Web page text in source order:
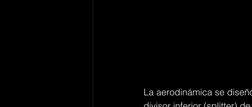
La aerodinámica se